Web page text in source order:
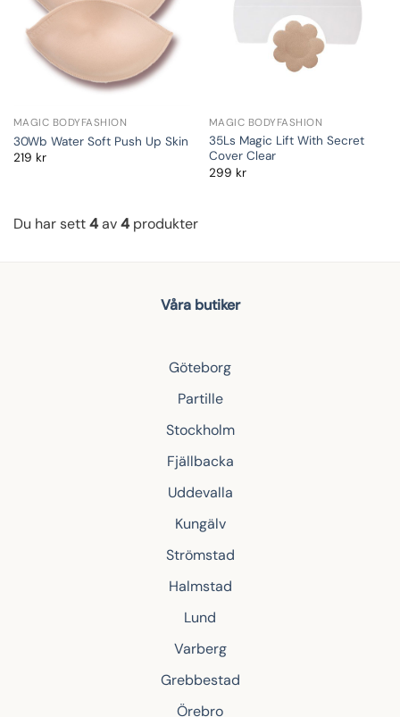
MAGIC BODYFASHION
30Wb Water Soft Push Up Skin
219 kr
MAGIC BODYFASHION
35Ls Magic Lift With Secret
Cover Clear
299 kr
Du har sett4av4 produkter
Våra butiker
Göteborg
Partille
Stockholm
Fjällbacka
Uddevalla
Kungälv
Strömstad
Halmstad
Lund
Varberg
Grebbestad
Örebro